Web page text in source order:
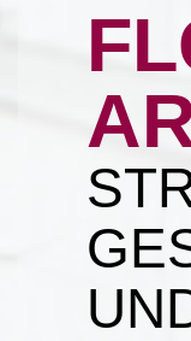
ND